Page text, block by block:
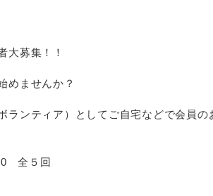
募集！！
めませんか？
ンティア）としてご自宅などで会員の
全５回